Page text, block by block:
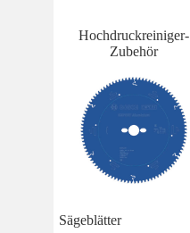
Hochdruckreiniger-
Zubehör
Sägeblätter